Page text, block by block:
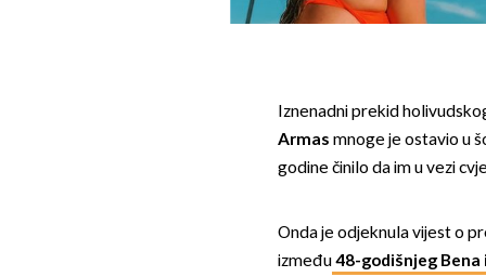
Iznenadni prekid
Armas mnoge je ostavio u
godine činilo da im u vezi
Onda je odjeknula vijest o
između48-godišnjeg Bena